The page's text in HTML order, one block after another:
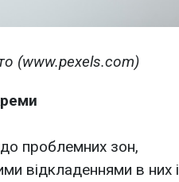
(www.pexels.com)
проблемних зон,
відкладеннями в них і